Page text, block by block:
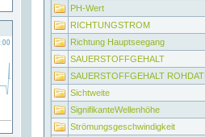
PH-Wert
RICHTUNGSTROM
Richtung Hauptseegang
SAUERSTOFFGEHALT
SAUERSTOFFGEHALT
Sichtweite
SignifikanteWellenhöhe
Strömungsgeschwindigkeit